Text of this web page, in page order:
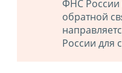
ФНС России
обратной
России для